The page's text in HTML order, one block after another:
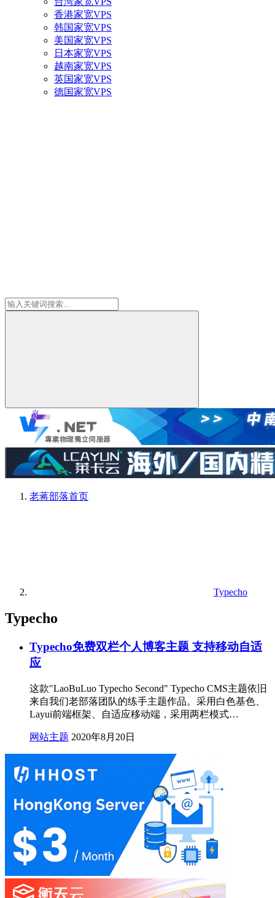
香港家宽VPS
韩国家宽VPS
美国家宽VPS
日本家宽VPS
越南家宽VPS
英国家宽VPS
德国家宽VPS
老蒋部落首页
Typecho
Typecho
Typecho免费双栏个人博客主题 支持移动自适
应
这款"LaoBuLuo Typecho Second" Typecho CMS主题依旧
来自我们老部落团队的练手主题作品。采用白色基色、
Layui前端框架、自适应移动端，采用两栏模式…
网站主题 2020年8月20日